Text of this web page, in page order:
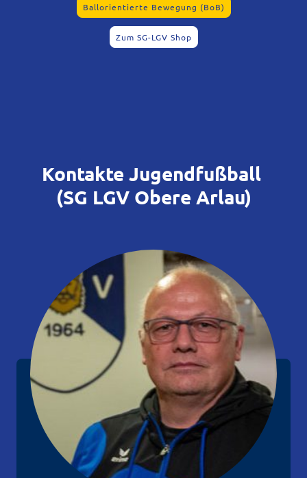
Ballorientierte Bewegung (BoB)
Zum SG-LGV Shop
Kontakte Jugendfußball
(SG LGV Obere Arlau)